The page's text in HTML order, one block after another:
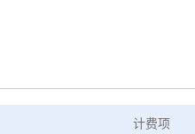
计费项